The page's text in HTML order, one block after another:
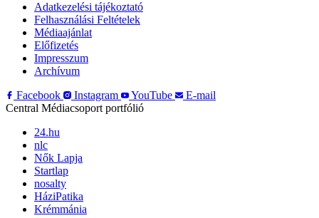
Adatkezelési tájékoztató
Felhasználási Feltételek
Médiaajánlat
Előfizetés
Impresszum
Archívum
Facebook
Instagram YouTube
E-mail
Central Médiacsoport portfólió
24.hu
nlc
Nők Lapja
Startlap
nosalty
HáziPatika
Krémmánia